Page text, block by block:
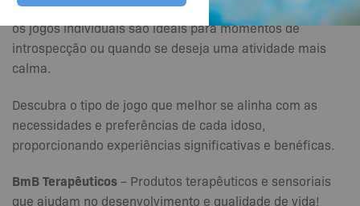
sociais, os em dupla para estreitar relações pessoais, e
os jogos individuais são ideais para momentos de
introspecção ou quando se deseja uma atividade mais
calma.
Descubra o tipo de jogo que melhor se alinha com as
necessidades e preferências de cada idoso,
proporcionando experiências significativas e benéficas.
BmB Terapêuticos– Produtos terapêuticos e sensoriais
que ajudam no desenvolvimento e qualidade de vida!